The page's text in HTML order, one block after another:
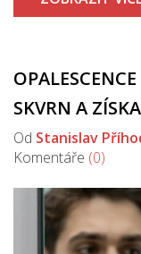
SKVRN A
Od Stanislav
Komentáře (0)